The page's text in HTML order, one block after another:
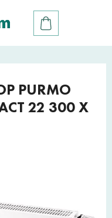
PURMO
22 300 X